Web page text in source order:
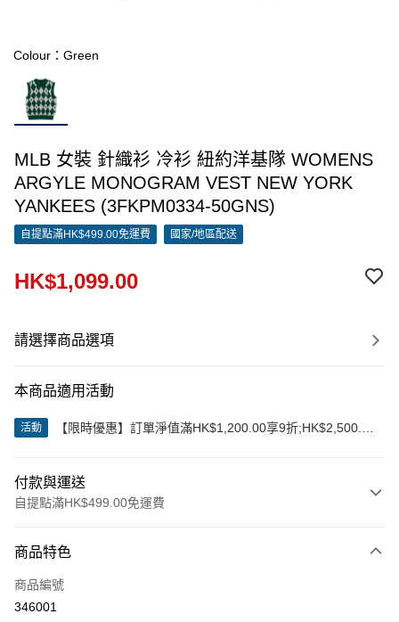
Colour：Green
MLB 女裝 針織衫 冷衫 紐約洋基隊 WOMENS
ARGYLE MONOGRAM VEST NEW YORK
YANKEES (3FKPM0334-50GNS)
自提點滿HK$499.00免運費 國家/地區配送
HK$1,099.00
請選擇商品選項
本商品適用活動
活動
【限時優惠】訂單淨值滿HK$1,200.00享9折;HK$2,500.00
付款與運送
自提點滿HK$499.00免運費
信用卡
Apple Pay
商品特色
商品編號
346001